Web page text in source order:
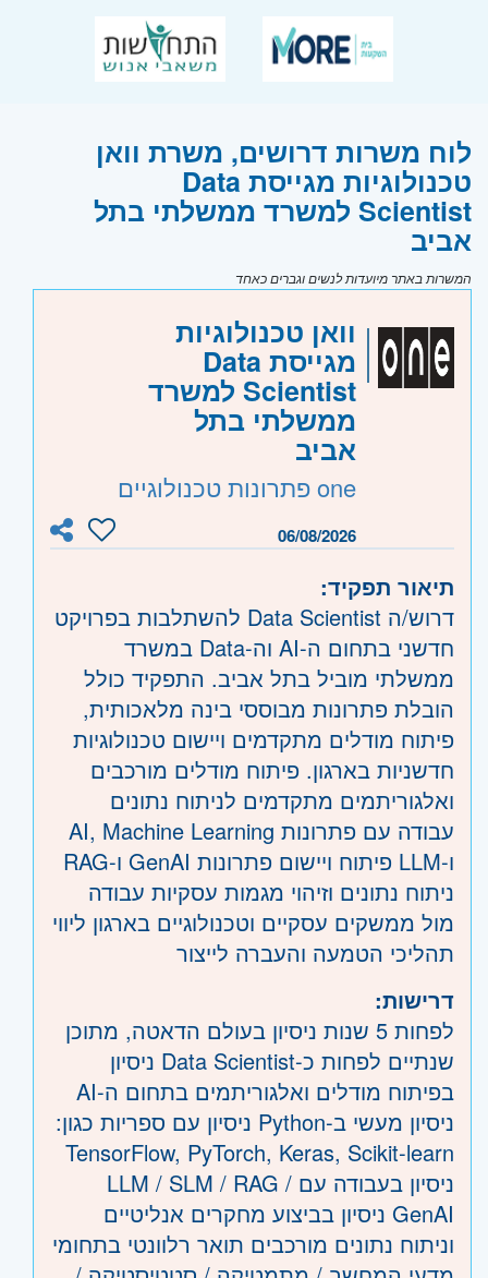
לוח משרות דרושים, משרת וואן
טכנולוגיות מגייסת Data
Scientist למשרד ממשלתי בתל
אביב
המשרות באתר מיועדות לנשים וגברים כאחד
וואן טכנולוגיות
מגייסת Data
Scientist למשרד
ממשלתי בתל
אביב
one פתרונות טכנולוגיים
06/08/2026
תיאור תפקיד:
דרוש/ה Data Scientist להשתלבות בפרויקט
חדשני בתחום ה-AI וה-Data במשרד
ממשלתי מוביל בתל אביב. התפקיד כולל
הובלת פתרונות מבוססי בינה מלאכותית,
פיתוח מודלים מתקדמים ויישום טכנולוגיות
חדשניות בארגון. פיתוח מודלים מורכבים
ואלגוריתמים מתקדמים לניתוח נתונים
עבודה עם פתרונות AI, Machine Learning
ו-LLM פיתוח ויישום פתרונות GenAI ו-RAG
ניתוח נתונים וזיהוי מגמות עסקיות עבודה
מול ממשקים עסקיים וטכנולוגיים בארגון ליווי
תהליכי הטמעה והעברה לייצור
דרישות:
לפחות 5 שנות ניסיון בעולם הדאטה, מתוכן
שנתיים לפחות כ-Data Scientist ניסיון
בפיתוח מודלים ואלגוריתמים בתחום ה-AI
ניסיון מעשי ב-Python ניסיון עם ספריות כגון:
TensorFlow, PyTorch, Keras, Scikit-learn
ניסיון בעבודה עם LLM / SLM / RAG /
GenAI ניסיון בביצוע מחקרים אנליטיים
וניתוח נתונים מורכבים תואר רלוונטי בתחומי